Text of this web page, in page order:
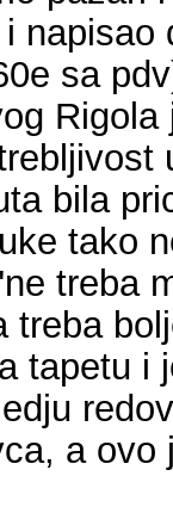
sa
bila
tako
treba
treba
tapetu
a